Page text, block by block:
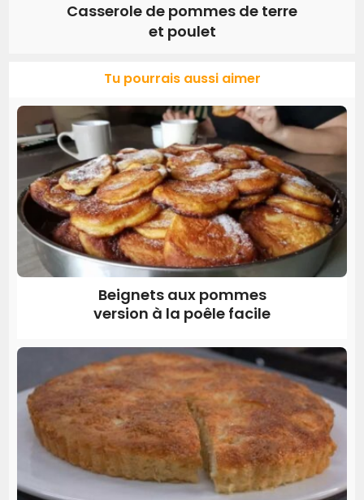
Casserole de pommes de terre
et poulet
Tu pourrais aussi aimer
Beignets aux pommes
version à la poêle facile